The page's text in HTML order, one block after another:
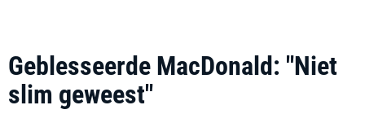
Geblesseerde MacDonald: "Niet
slim geweest"